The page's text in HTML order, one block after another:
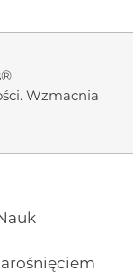
Wzmacnia